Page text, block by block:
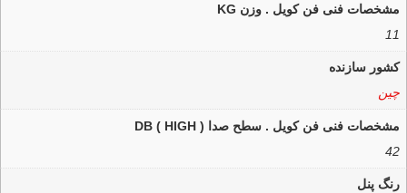
مشخصات فنی فن کویل . وزن KG
11
کشور سازنده
چین
مشخصات فنی فن کویل . سطح صدا DB ( HIGH )
42
رنگ پنل